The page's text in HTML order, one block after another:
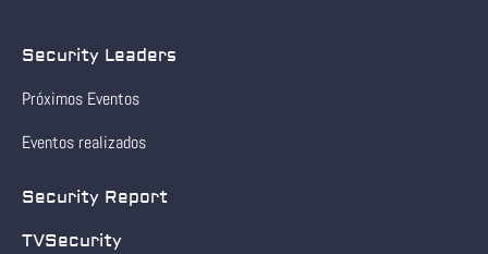
Security Leaders
Próximos Eventos
Eventos realizados
Security Report
TVSecurity